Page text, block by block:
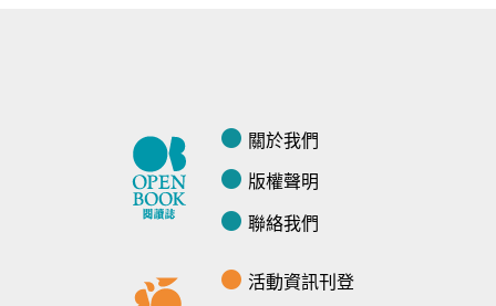
關於我們
版權聲明
聯絡我們
活動資訊刊登